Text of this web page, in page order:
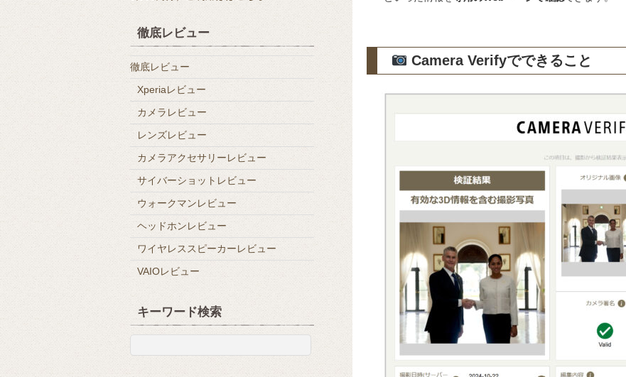
Camera Verifyでできること
徹底レビュー
徹底レビュー
Xperiaレビュー
カメラレビュー
レンズレビュー
カメラアクセサリーレビュー
サイバーショットレビュー
ウォークマンレビュー
ヘッドホンレビュー
ワイヤレススピーカーレビュー
VAIOレビュー
キーワード検索